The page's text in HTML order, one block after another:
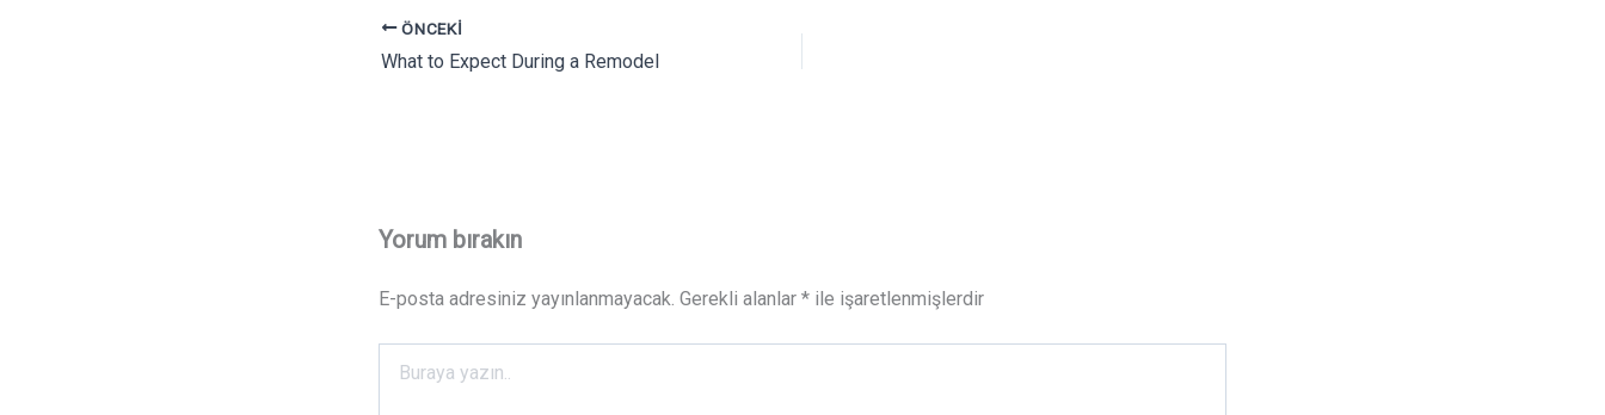
ÖNCEKI
What to Expect During a Remodel
Yorum bırakın
E-posta adresiniz yayınlanmayacak. Gerekli alanlar * ile işaretlenmişlerdir
yazın..